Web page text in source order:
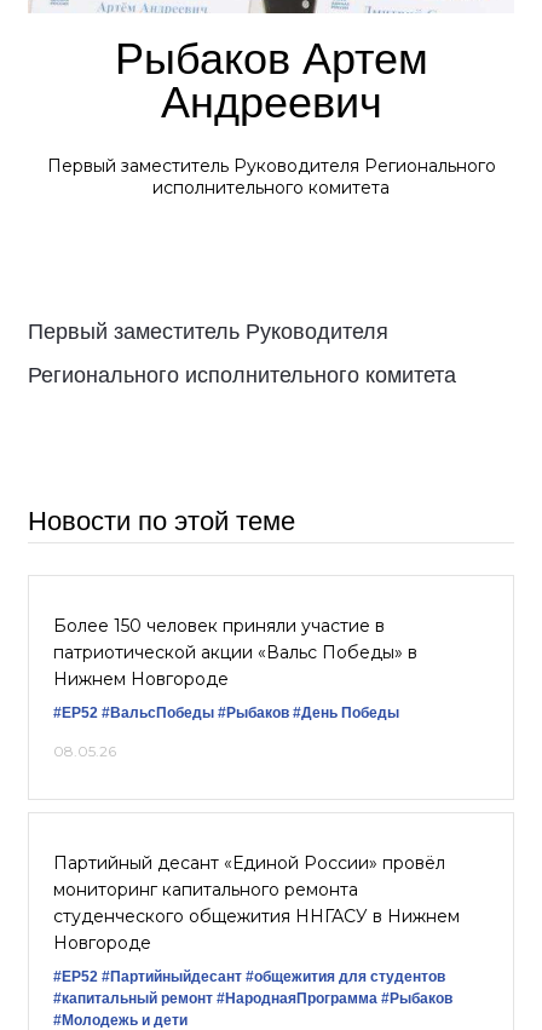
Рыбаков Артем
Андреевич
Первый заместитель Руководителя Регионального
исполнительного комитета
Первый заместитель Руководителя
Регионального исполнительного комитета
Новости по этой теме
Более 150 человек приняли участие в
патриотической акции «Вальс Победы» в
Нижнем Новгороде
#ЕР52 #ВальсПобеды #Рыбаков #День Победы
08.05.26
Партийный десант «Единой России» провёл
мониторинг капитального ремонта
студенческого общежития ННГАСУ в Нижнем
Новгороде
#ЕР52 #Партийныйдесант #общежития для студентов
#капитальный ремонт #НароднаяПрограмма #Рыбаков
#Молодежь и дети